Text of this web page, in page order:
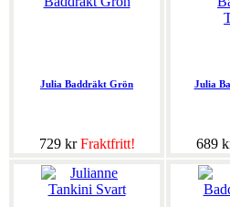
Julia Baddräkt Grön
729 krFraktfritt!
Julia
689